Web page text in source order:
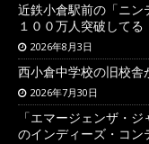
近鉄小倉駅前の「ニ
１００万人突破してる
2026年8月3日
西小倉中学校の旧校舎
2026年7月30日
「エマージェンザ・
のインディーズ・コ